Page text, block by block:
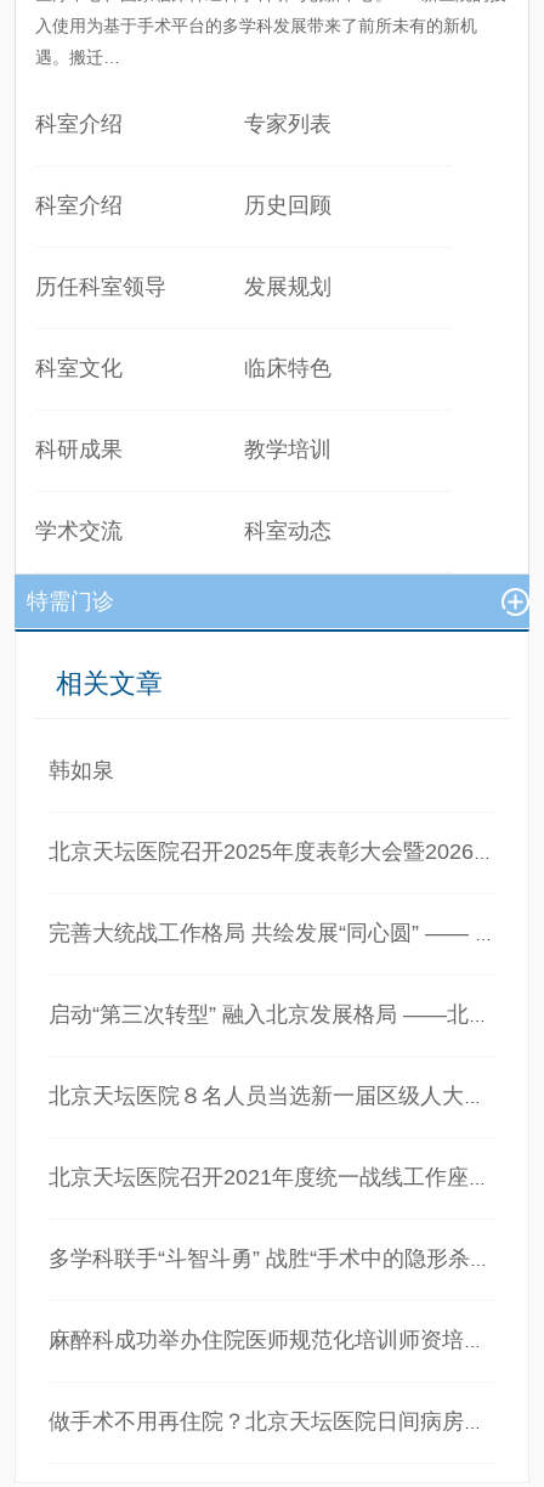
入使用为基于手术平台的多学科发展带来了前所未有的新机
遇。搬迁…
科室介绍 专家列表
科室介绍 历史回顾
历任科室领导 发展规划
科室文化 临床特色
科研成果 教学培训
学术交流 科室动态
特需门诊
相关文章
韩如泉
北京天坛医院召开2025年度表彰大会暨2026年新春团拜会
启动“第三次转型” 融入北京发展格局 ——北京天坛医院学习传达北京两会精神
多学科联手“斗智斗勇” 战胜“手术中的隐形杀手”
麻醉科成功举办住院医师规范化培训师资培训会
做手术不用再住院？北京天坛医院日间病房正式开诊